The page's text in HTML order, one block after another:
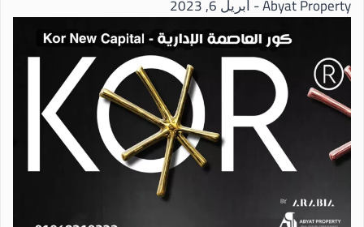
Abyat Property أبريل 6, 2023